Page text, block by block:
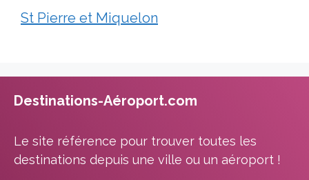
St Pierre et Miquelon
Destinations-Aéroport.com
Le site référence pour trouver toutes les
destinations depuis une ville ou un aéroport !